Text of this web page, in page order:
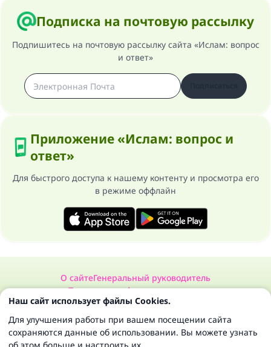
Подписка на почтовую рассылку
Подпишитесь на почтовую рассылку сайта «Ислам: вопрос
и ответ»
Приложение «Ислам: вопрос и
ответ»
Для быстрого доступа к нашему контенту и просмотра его
в режиме оффлайн
О сайтеГенеральный руководитель
Политика конфиденциальности
Сайт «Ислам: вопрос и ответ». Все права защищены 1997-2025 ©
Участвуйте сейчас!
Наш сайт использует файлы Cookies.
Для улучшения работы при вашем посещении сайта
сохраняются данные об использовании. Вы можете узнать